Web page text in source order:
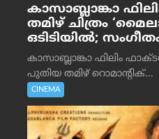
കാസാബ്ലാങ്കാ
തമിഴ് ചിത്രം
ഒടിടിയിൽ;
കാസാബ്ലാങ്കാ ഫിലിം
പുതിയ തമിഴ് റൊമാന്റിക്...
CINEMA